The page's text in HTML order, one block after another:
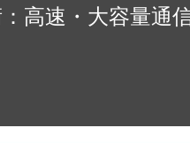
高速・大容量通